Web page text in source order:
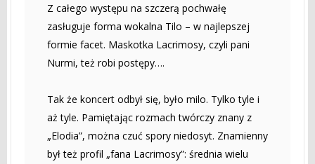
Z całego występu na szczerą pochwałę
zasługuje forma wokalna Tilo – w najlepszej
formie facet. Maskotka Lacrimosy, czyli pani
Nurmi, też robi postępy….
Tak że koncert odbył się, było milo. Tylko tyle i
aż tyle. Pamiętając rozmach twórczy znany z
„Elodia”, można czuć spory niedosyt. Znamienny
był też profil „fana Lacrimosy”: średnia wielu